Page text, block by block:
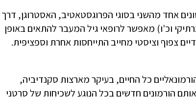
אחד מהשני בסוגי הפרוגסטאטיב, האסטרוגן, דרך
וכ'ו) מאפשר לרופאי גיל המעבר להתאים באופן
צפוף וציסטי מחייב התייחסות אחרת וספציפית.
כל החיים, בעיקר מארצות סקנדיביה,
הורמונים חדשים בכל הנוגע לשכיחות של סרטני